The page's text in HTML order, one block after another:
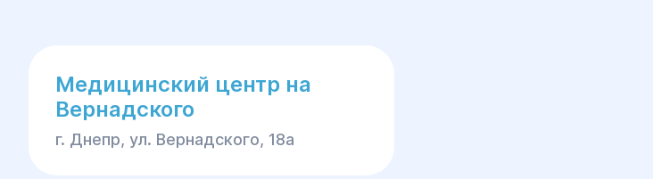
Медицинский центр на
Вернадского
г. Днепр, ул. Вернадского, 18а